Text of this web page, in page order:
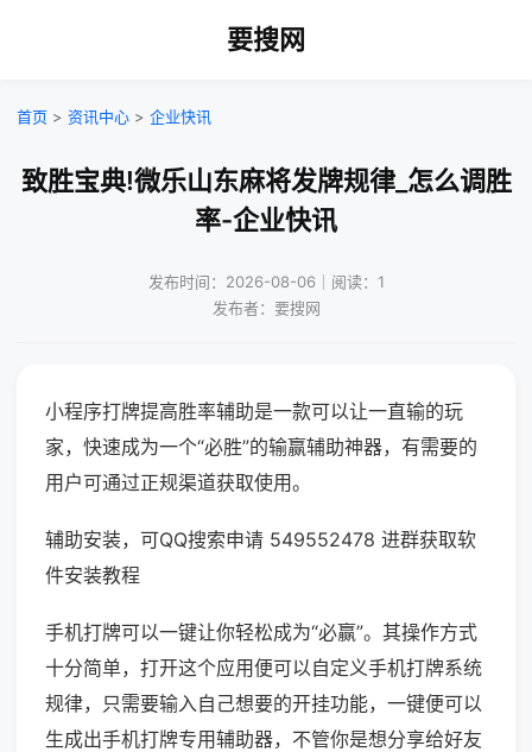
要搜网
首页 > 资讯中心 > 企业快讯
致胜宝典!微乐山东麻将发牌规律_怎么调胜
率-企业快讯
发布时间：2026-08-06｜阅读：1
发布者：要搜网
小程序打牌提高胜率辅助是一款可以让一直输的玩
家，快速成为一个“必胜”的输赢辅助神器，有需要的
用户可通过正规渠道获取使用。
辅助安装，可QQ搜索申请 549552478 进群获取软
件安装教程
手机打牌可以一键让你轻松成为“必赢”。其操作方式
十分简单，打开这个应用便可以自定义手机打牌系统
规律，只需要输入自己想要的开挂功能，一键便可以
生成出手机打牌专用辅助器，不管你是想分享给好友